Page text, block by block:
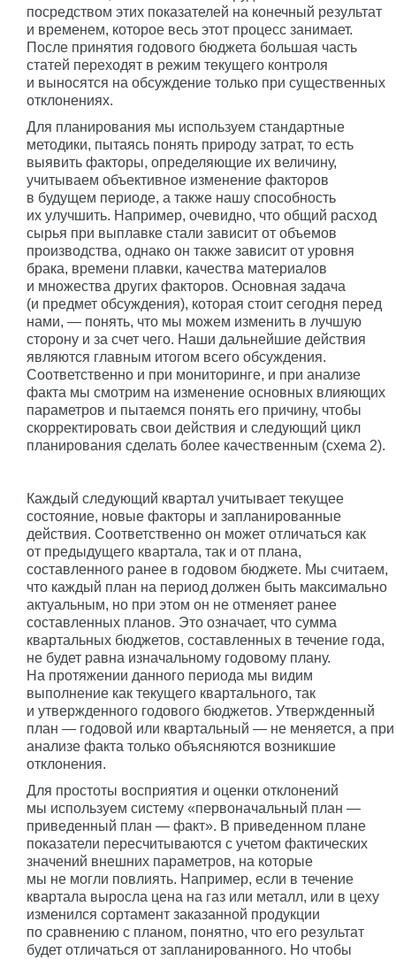
посредством этих показателей на конечный результат
и временем, которое весь этот процесс занимает.
После принятия годового бюджета большая часть
статей переходят в режим текущего контроля
и выносятся на обсуждение только при существенных
отклонениях.
Для планирования мы используем стандартные
методики, пытаясь понять природу затрат, то есть
выявить факторы, определяющие их величину,
учитываем объективное изменение факторов
в будущем периоде, а также нашу способность
их улучшить. Например, очевидно, что общий расход
сырья при выплавке стали зависит от объемов
производства, однако он также зависит от уровня
брака, времени плавки, качества материалов
и множества других факторов. Основная задача
(и предмет обсуждения), которая стоит сегодня перед
нами, — понять, что мы можем изменить в лучшую
сторону и за счет чего. Наши дальнейшие действия
являются главным итогом всего обсуждения.
Соответственно и при мониторинге, и при анализе
факта мы смотрим на изменение основных влияющих
параметров и пытаемся понять его причину, чтобы
скорректировать свои действия и следующий цикл
планирования сделать более качественным (схема 2).
Каждый следующий квартал учитывает текущее
состояние, новые факторы и запланированные
действия. Соответственно он может отличаться как
от предыдущего квартала, так и от плана,
составленного ранее в годовом бюджете. Мы считаем,
что каждый план на период должен быть максимально
актуальным, но при этом он не отменяет ранее
составленных планов. Это означает, что сумма
квартальных бюджетов, составленных в течение года,
не будет равна изначальному годовому плану.
На протяжении данного периода мы видим
выполнение как текущего квартального, так
и утвержденного годового бюджетов. Утвержденный
план — годовой или квартальный — не меняется, а при
анализе факта только объясняются возникшие
отклонения.
Для простоты восприятия и оценки отклонений
мы используем систему «первоначальный план —
приведенный план — факт». В приведенном плане
показатели пересчитываются с учетом фактических
значений внешних параметров, на которые
мы не могли повлиять. Например, если в течение
квартала выросла цена на газ или металл, или в цеху
изменился сортамент заказанной продукции
по сравнению с планом, понятно, что его результат
будет отличаться от запланированного. Но чтобы